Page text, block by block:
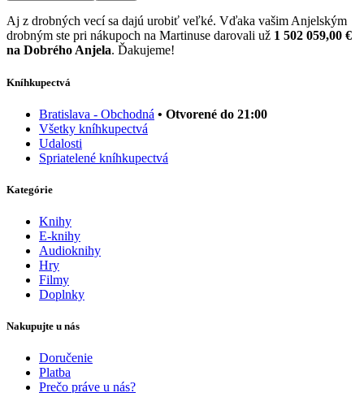
Aj z drobných vecí sa dajú urobiť veľké. Vďaka vašim Anjelským
drobným ste pri nákupoch na Martinuse darovali už 1 502 059,00 €
na Dobrého Anjela. Ďakujeme!
Kníhkupectvá
Bratislava - Obchodná • Otvorené do 21:00
Všetky kníhkupectvá
Udalosti
Spriatelené kníhkupectvá
Kategórie
Knihy
E-knihy
Audioknihy
Hry
Filmy
Doplnky
Nakupujte u nás
Doručenie
Platba
Prečo práve u nás?